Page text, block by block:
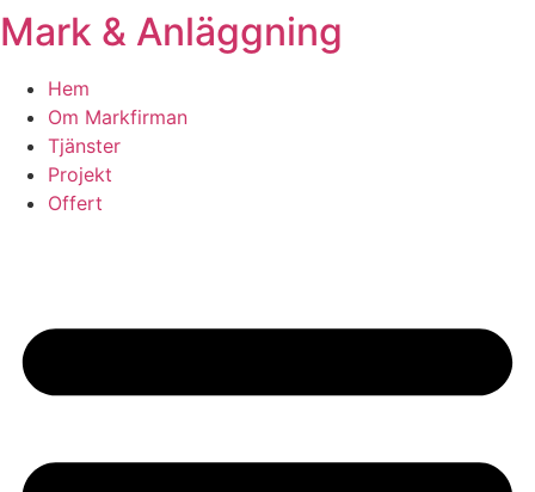
Skip
to
content
Mark & Anläggning
Hem
Om Markfirman
Tjänster
Projekt
Offert